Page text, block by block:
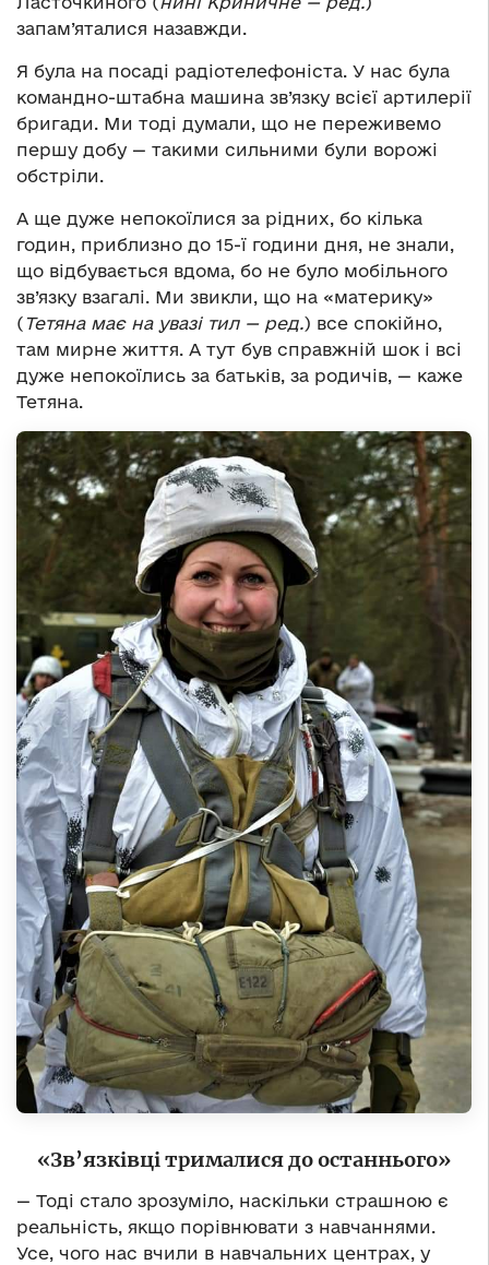
запам’яталися назавжди.
Я була на посаді радіотелефоніста. У нас була
командно-штабна машина зв’язку всієї артилерії
бригади. Ми тоді думали, що не переживемо
першу добу — такими сильними були ворожі
обстріли.
А ще дуже непокоїлися за рідних, бо кілька
годин, приблизно до 15-ї години дня, не знали,
що відбувається вдома, бо не було мобільного
зв’язку взагалі. Ми звикли, що на «материку»
( Тетяна має на увазі тил — ред.) все спокійно,
там мирне життя. А тут був справжній шок і всі
дуже непокоїлись за батьків, за родичів, — каже
Тетяна.
«Зв’язківці трималися до останнього»
— Тоді стало зрозуміло, наскільки страшною є
реальність, якщо порівнювати з навчаннями.
Усе, чого нас вчили в навчальних центрах, у